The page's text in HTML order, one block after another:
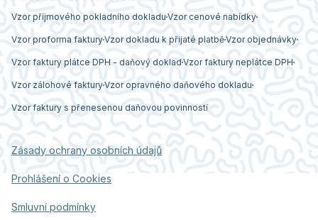
Vzor příjmového pokladního dokladu Vzor cenové nabídky
Vzor proforma fakturyVzor dokladu k přijaté platběVzor objednávky
Vzor faktury plátce DPH - daňový doklad Vzor faktury neplátce DPH
Vzor zálohové fakturyVzor opravného daňového dokladu
Vzor faktury s přenesenou daňovou povinností
Zásady ochrany osobních údajů
Prohlášení o Cookies
Smluvní podmínky